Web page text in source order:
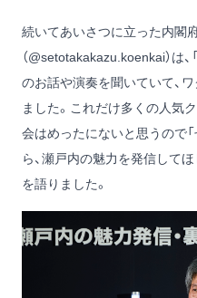
続いてあいさつに立った内閣
（@setotakakazu.koenkai）は
のお話や演奏を聞いていて、
ました。これだけ多くの人気
会はめったにないと思うので
ら、瀬戸内の魅力を発信して
を語りました。